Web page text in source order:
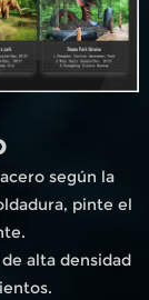
según la
pinte el
alta densidad